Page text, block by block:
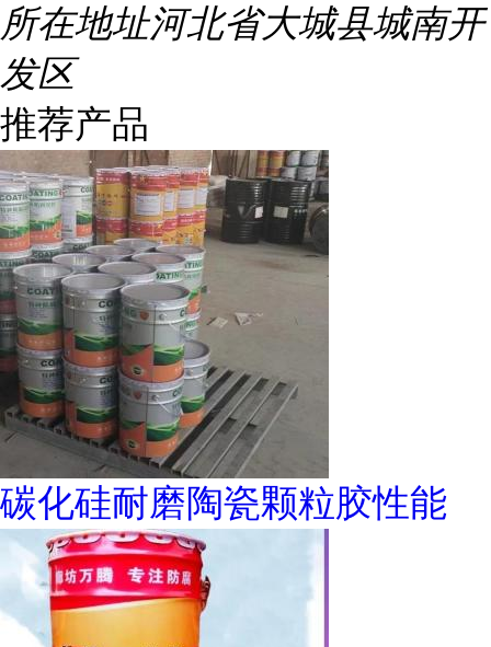
所在地址河北省大城县城南开
发区
推荐产品
碳化硅耐磨陶瓷颗粒胶性能